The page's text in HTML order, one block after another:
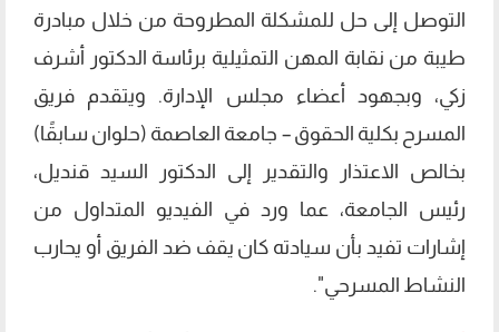
التوصل إلى حل للمشكلة المطروحة من خلال مبادرة
طيبة من نقابة المهن التمثيلية برئاسة الدكتور أشرف
زكي، وبجهود أعضاء مجلس الإدارة. ويتقدم فريق
المسرح بكلية الحقوق – جامعة العاصمة (حلوان سابقًا)
بخالص الاعتذار والتقدير إلى الدكتور السيد قنديل،
رئيس الجامعة، عما ورد في الفيديو المتداول من
إشارات تفيد بأن سيادته كان يقف ضد الفريق أو يحارب
النشاط المسرحي".